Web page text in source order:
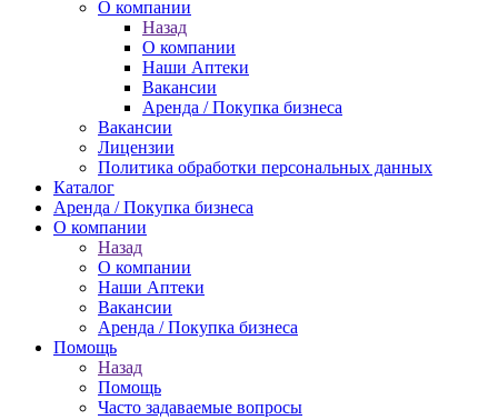
О компании
Назад
О компании
Наши Аптеки
Вакансии
Аренда / Покупка бизнеса
Вакансии
Лицензии
Политика обработки персональных данных
Каталог
Аренда / Покупка бизнеса
О компании
Назад
О компании
Наши Аптеки
Вакансии
Аренда / Покупка бизнеса
Помощь
Назад
Помощь
Часто задаваемые вопросы